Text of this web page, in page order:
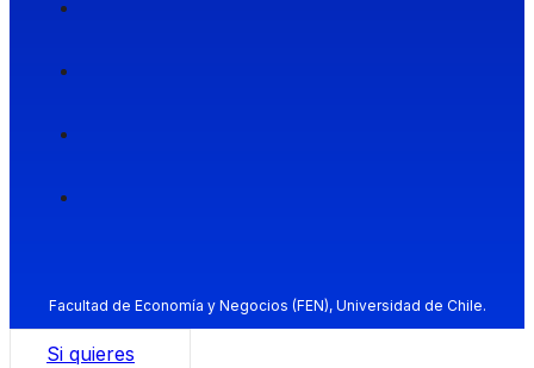
Facultad de Economía y Negocios (FEN), Universidad de Chile.
Si quieres